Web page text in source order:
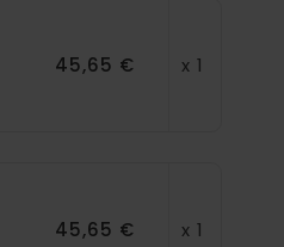
45,65 € x 1
45,65 € x 1